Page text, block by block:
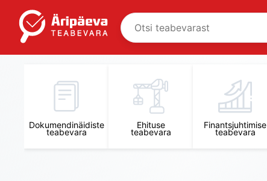
Dokumendinäidiste
teabevara
Ehituse
teabevara
Finantsjuhtimise
teabevara